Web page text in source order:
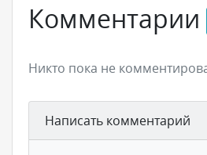
Комментарии
Никто пока не
Написать комментарий